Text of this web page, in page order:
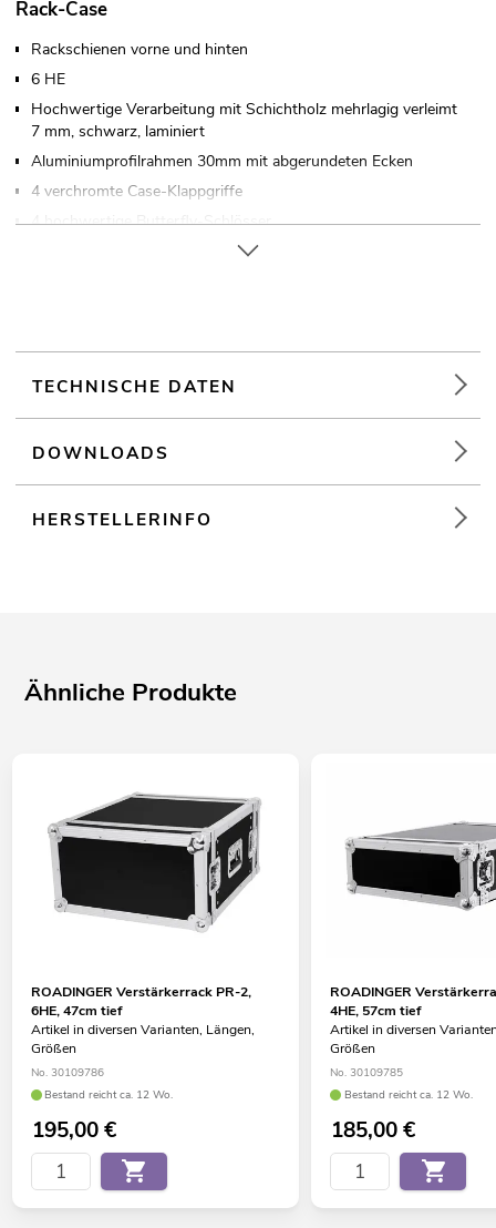
Rack-Case
Rackschienen vorne und hinten
6 HE
Hochwertige Verarbeitung mit Schichtholz mehrlagig verleimt
7 mm, schwarz, laminiert
Aluminiumprofilrahmen 30mm mit abgerundeten Ecken
4 verchromte Case-Klappgriffe
4 hochwertige Butterfly-Schlösser
unter "Downloads" im Datenblatt
TECHNISCHE DATEN
DOWNLOADS
HERSTELLERINFO
Ähnliche Produkte
ROADINGER Verstärkerrack PR-2,
6HE, 47cm tief
Artikel in diversen Varianten, Längen,
Größen
No. 30109786
Bestand reicht ca. 12 Wo.
195,00€
ROADINGER
4HE, 57cm tief
Artikel in diversen
Größen
No. 30109785
Bestand reicht ca. 12 Wo.
185,00€